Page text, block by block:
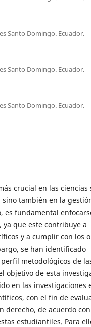
Santo Domingo. Ecuador.
Santo Domingo. Ecuador.
Santo Domingo. Ecuador.
crucial en las ciencias
también en la
es fundamental
que este contribuye a
y a cumplir con los
se han identificado
metodológicos de
objetivo de esta
en las investigaciones
con el fin de
derecho, de acuerdo
estudiantiles. Para